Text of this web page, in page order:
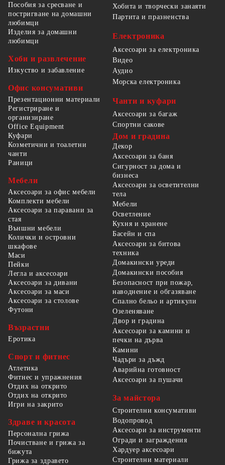
Пособия за сресване и
постригване на домашни
любимци
Изделия за домашни
любимци
Хоби и развлечение
Изкуство и забавление
Офис консумативи
Презентационни материали
Регистриране и
организиране
Office Equipment
Хобита и творчески занаяти
Партита и празненства
Електроника
Аксесоари за електроника
Видео
Аудио
Морска електроника
Чанти и куфари
Аксесоари за багаж
Спортни сакове
Куфари
Козметични и тоалетни
чанти
Раници
Мебели
Аксесоари за офис мебели
Комплекти мебели
Аксесоари за паравани за
стая
Външни мебели
Колички и островни
шкафове
Маси
Пейки
Легла и аксесоари
Аксесоари за дивани
Аксесоари за маси
Аксесоари за столове
Футони
Възрастни
Еротика
Спорт и фитнес
Атлетика
Фитнес и упражнения
Отдих на открито
Отдих на открито
Игри на закрито
Здраве и красота
Персонална грижа
Почистване и грижа за
бижута
Грижа за здравето
Дом и градина
Декор
Аксесоари за баня
Сигурност за дома и
бизнеса
Аксесоари за осветителни
тела
Мебели
Осветление
Кухня и хранене
Басейн и спа
Аксесоари за битова
техника
Домакински уреди
Домакински пособия
Безопасност при пожар,
наводнение и обгазяване
Спално бельо и артикули
Озеленяване
Двор и градина
Аксесоари за камини и
печки на дърва
Камини
Чадъри за дъжд
Аварийна готовност
Аксесоари за пушачи
За майстора
Строителни консумативи
Водопровод
Аксесоари за инструменти
Огради и заграждения
Хардуер аксесоари
Строителни материали